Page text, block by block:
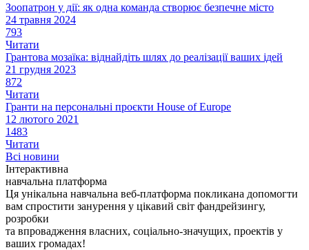
Зоопатрон у дії: як одна команда створює безпечне місто
24 травня 2024
793
Читати
Грантова мозаїка: віднайдіть шлях до реалізації ваших ідей
21 грудня 2023
872
Читати
Гранти на персональні проєкти House of Europe
12 лютого 2021
1483
Читати
Всі новини
Інтерактивна
навчальна платформа
Ця унікальна навчальна веб-платформа покликана допомогти
вам спростити занурення у цікавий світ фандрейзингу,
розробки
та впровадження власних, соціально-значущих, проектів у
ваших громадах!